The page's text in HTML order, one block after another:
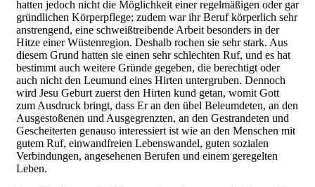
hatten jedoch nicht die Möglichkeit einer regelmäßigen oder gar
gründlichen Körperpflege; zudem war ihr Beruf körperlich sehr
anstrengend, eine schweißtreibende Arbeit besonders in der
Hitze einer Wüstenregion. Deshalb rochen sie sehr stark. Aus
diesem Grund hatten sie einen sehr schlechten Ruf, und es hat
bestimmt auch weitere Gründe gegeben, die berechtigt oder
auch nicht den Leumund eines Hirten untergruben. Dennoch
wird Jesu Geburt zuerst den Hirten kund getan, womit Gott
zum Ausdruck bringt, dass Er an den übel Beleumdeten, an den
Ausgestoßenen und Ausgegrenzten, an den Gestrandeten und
Gescheiterten genauso interessiert ist wie an den Menschen mit
gutem Ruf, einwandfreien Lebenswandel, guten sozialen
Verbindungen, angesehenen Berufen und einem geregelten
Leben.